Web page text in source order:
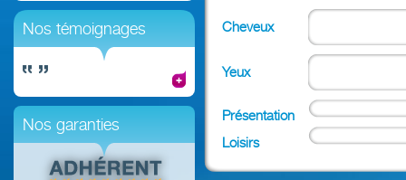
Nos témoignages
Nos garanties
Cheveux
Yeux
Présentation
Loisirs